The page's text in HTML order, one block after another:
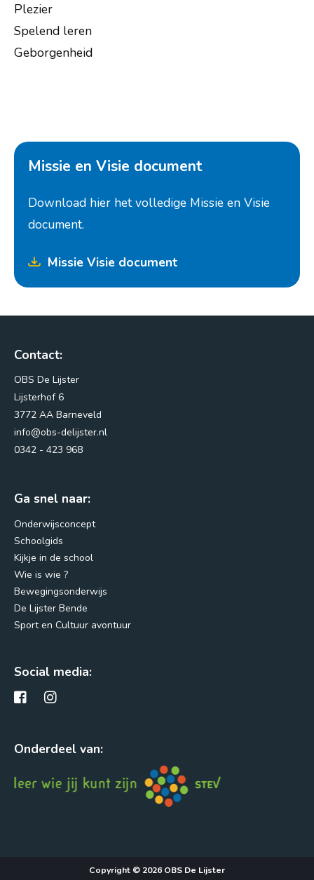
0342 - 423 968
Plezier
Spelend leren
Geborgenheid
Missie en Visie document
Download hier het volledige Missie en Visie
document.
Missie Visie document
Contact:
OBS De Lijster
Lijsterhof 6
3772 AA Barneveld
info@obs-delijster.nl
0342 - 423 968
Ga snel naar:
Onderwijsconcept
Schoolgids
Kijkje in de school
Wie is wie ?
Bewegingsonderwijs
De Lijster Bende
Sport en Cultuur avontuur
Social media:
Onderdeel van:
Copyright © 2026 OBS De Lijster